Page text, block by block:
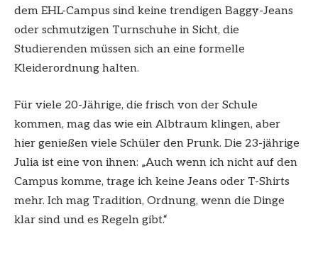
dem EHL-Campus sind keine trendigen Baggy-Jeans
oder schmutzigen Turnschuhe in Sicht, die
Studierenden müssen sich an eine formelle
Kleiderordnung halten.
Für viele 20-Jährige, die frisch von der Schule
kommen, mag das wie ein Albtraum klingen, aber
hier genießen viele Schüler den Prunk. Die 23-jährige
Julia ist eine von ihnen: „Auch wenn ich nicht auf den
Campus komme, trage ich keine Jeans oder T-Shirts
mehr. Ich mag Tradition, Ordnung, wenn die Dinge
klar sind und es Regeln gibt.“